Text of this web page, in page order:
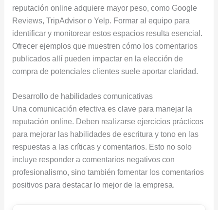
reputación online adquiere mayor peso, como Google
Reviews, TripAdvisor o Yelp. Formar al equipo para
identificar y monitorear estos espacios resulta esencial.
Ofrecer ejemplos que muestren cómo los comentarios
publicados allí pueden impactar en la elección de
compra de potenciales clientes suele aportar claridad.
Desarrollo de habilidades comunicativas
Una comunicación efectiva es clave para manejar la
reputación online. Deben realizarse ejercicios prácticos
para mejorar las habilidades de escritura y tono en las
respuestas a las críticas y comentarios. Esto no solo
incluye responder a comentarios negativos con
profesionalismo, sino también fomentar los comentarios
positivos para destacar lo mejor de la empresa.